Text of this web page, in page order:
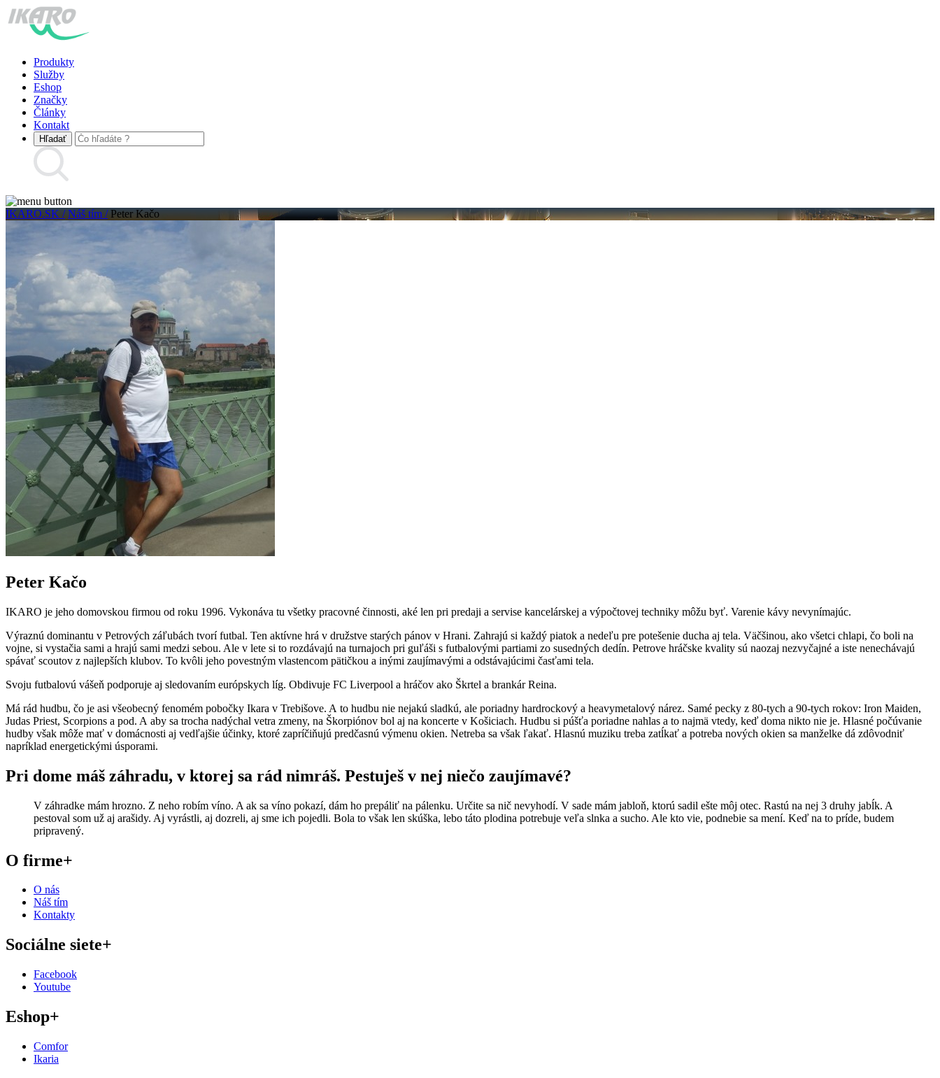
Produkty
Služby
Eshop
Značky
Články
Kontakt
IKARO.SK / Náš tím /Peter Kačo
Peter Kačo
IKARO je jeho domovskou firmou od roku 1996. Vykonáva tu všetky pracovné činnosti, aké len pri predaji a servise kancelárskej a výpočtovej techniky môžu byť. Varenie kávy nevynímajúc.
Výraznú dominantu v Petrových záľubách tvorí futbal. Ten aktívne hrá v družstve starých pánov v Hrani. Zahrajú si každý piatok a nedeľu pre potešenie ducha aj tela. Väčšinou, ako všetci chlapi, čo boli na
vojne, si vystačia sami a hrajú sami medzi sebou. Ale v lete si to rozdávajú na turnajoch pri guľáši s futbalovými partiami zo susedných dedín. Petrove hráčske kvality sú naozaj nezvyčajné a iste nenechávajú
spávať scoutov z najlepších klubov. To kvôli jeho povestným vlastencom pätičkou a inými zaujímavými a odstávajúcimi časťami tela.
Svoju futbalovú vášeň podporuje aj sledovaním európskych líg. Obdivuje FC Liverpool a hráčov ako Škrtel a brankár Reina.
Má rád hudbu, čo je asi všeobecný fenomém pobočky Ikara v Trebišove. A to hudbu nie nejakú sladkú, ale poriadny hardrockový a heavymetalový nárez. Samé pecky z 80-tych a 90-tych rokov: Iron Maiden,
Judas Priest, Scorpions a pod. A aby sa trocha nadýchal vetra zmeny, na Škorpiónov bol aj na koncerte v Košiciach. Hudbu si púšťa poriadne nahlas a to najmä vtedy, keď doma nikto nie je. Hlasné počúvanie
hudby však môže mať v domácnosti aj vedľajšie účinky, ktoré zapríčiňujú predčasnú výmenu okien. Netreba sa však ľakať. Hlasnú muziku treba zatĺkať a potreba nových okien sa manželke dá zdôvodniť
napríklad energetickými úsporami.
Pri dome máš záhradu, v ktorej sa rád nimráš. Pestuješ v nej niečo zaujímavé?
V záhradke mám hrozno. Z neho robím víno. A ak sa víno pokazí, dám ho prepáliť na pálenku. Určite sa nič nevyhodí. V sade mám jabloň, ktorú sadil ešte môj otec. Rastú na nej 3 druhy jabĺk. A
pestoval som už aj arašidy. Aj vyrástli, aj dozreli, aj sme ich pojedli. Bola to však len skúška, lebo táto plodina potrebuje veľa slnka a sucho. Ale kto vie, podnebie sa mení. Keď na to príde, budem
pripravený.
O firme+
O nás
Náš tím
Kontakty
Sociálne siete+
Facebook
Youtube
Eshop+
Comfor
Ikaria